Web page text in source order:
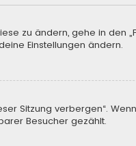
zu ändern, gehe in den
Einstellungen ändern.
Sitzung verbergen“.
Besucher gezählt.